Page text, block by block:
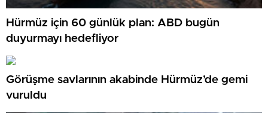
Hürmüz için 60 günlük plan: ABD bugün
duyurmayı hedefliyor
Görüşme savlarının akabinde Hürmüz’de gemi
vuruldu